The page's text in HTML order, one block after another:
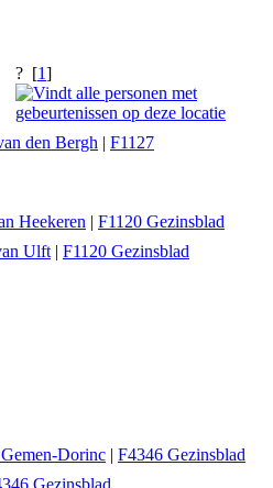
? [1]
den Bergh | F1127
Heekeren | F1120 Gezinsblad
Ulft| F1120 Gezinsblad
Dorinc | F4346 Gezinsblad